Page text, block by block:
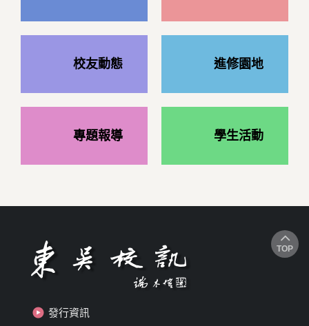
校友動態 進修園地
專題報導 學生活動
發行資訊
TOP